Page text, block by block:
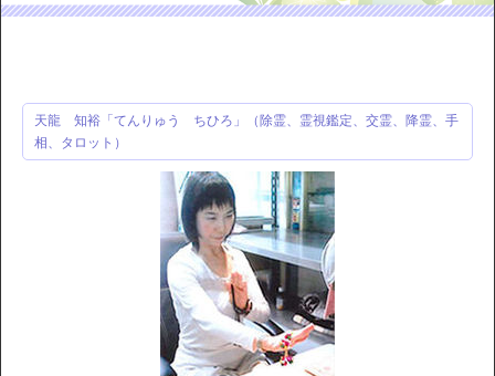
天龍 知裕「てんりゅう ちひろ」（除霊、霊視鑑定、交霊、降霊、手
相、タロット）